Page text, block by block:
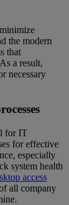
the modern
that
a result,
necessary
for IT
for effective
especially
system health
access
all company